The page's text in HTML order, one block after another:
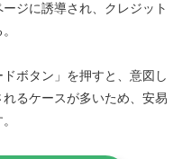
ージに誘導され、クレジット
ボタン」を押すと、意図し
るケースが多いため、安易